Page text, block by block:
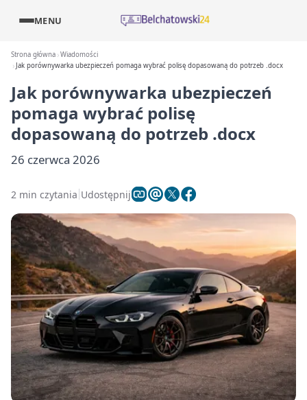
MENU
Strona główna Wiadomości
Jak porównywarka ubezpieczeń pomaga wybrać polisę dopasowaną do potrzeb .docx
Jak porównywarka ubezpieczeń
pomaga wybrać polisę
dopasowaną do potrzeb .docx
26 czerwca 2026
2 min czytania Udostępnij